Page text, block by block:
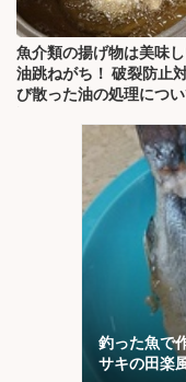
魚介類の揚げ物は美味
油跳ねがち！ 破裂防止
び散った油の処理につ
釣った魚で
サキの田楽